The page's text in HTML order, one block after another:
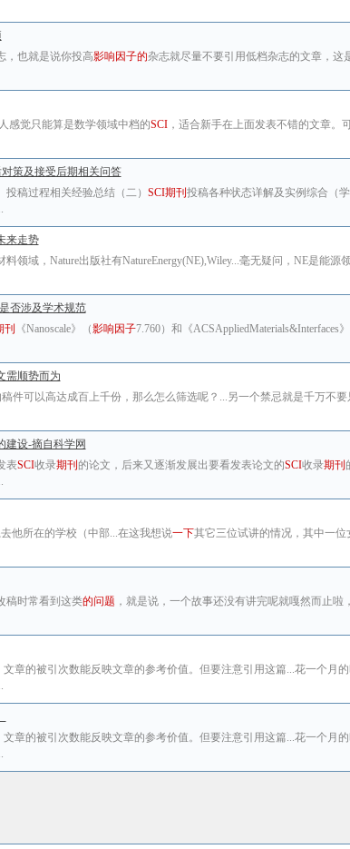
，也就是说你投高影响因子的杂志就尽量不要引用低档杂志的文章，这
感觉只能算是数学领域中档的SCI，适合新手在上面发表不错的文章。
策及接受后期相关问答
稿过程相关经验总结（二） SCI期刊 投稿各种状态详解及实例综合（
来走势
料领域，Nature出版社有NatureEnergy(NE),Wiley...毫无疑问，NE是能源
是否涉及学术规范
刊 《Nanoscale》（影响因子7.760）和《ACSAppliedMaterials&Interfaces
需顺势而为
稿件可以高达成百上千份，那么怎么筛选呢？...另一个禁忌就是千万不
建设-摘自科学网
表SCI收录期刊 的论文，后来又逐渐发展出要看发表论文的SCI收录期刊
他所在的学校（中部...在这我想说一下其它三位试讲的情况，其中一
稿时常看到这类的问题 ，就是说，一个故事还没有讲完呢就嘎然而止
文章的被引次数能反映文章的参考价值。但要注意引用这篇...花一个月
文章的被引次数能反映文章的参考价值。但要注意引用这篇...花一个月